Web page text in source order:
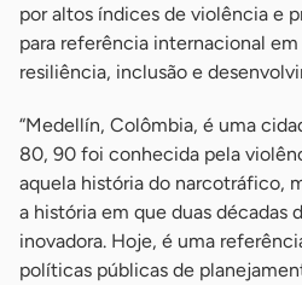
por altos índices de violência e
para referência internacional
resiliência, inclusão e
“Medellín, Colômbia, é uma
80, 90 foi conhecida pela
aquela história do narcotráfico,
a história em que duas décadas
inovadora. Hoje, é uma
políticas públicas de